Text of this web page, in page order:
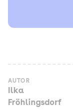
AUTOR
Ilka
Fröhlingsdorf